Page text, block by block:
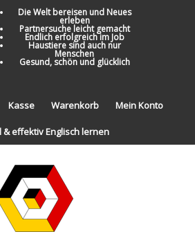
Die Welt bereisen und Neues
erleben
Partnersuche leicht gemacht
Endlich erfolgreich im Job
Haustiere sind auch nur
Menschen
Gesund, schön und glücklich
Kasse Warenkorb Mein Konto
& effektiv Englisch lernen